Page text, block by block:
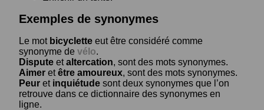
Exemples de synonymes
Le mot bicyclette eut être considéré comme
synonyme de vélo.
Dispute etaltercation, sont des mots synonymes.
Aimer etêtre amoureux, sont des mots synonymes.
Peur et inquiétude sont deux synonymes que l’on
retrouve dans ce dictionnaire des synonymes en
ligne.